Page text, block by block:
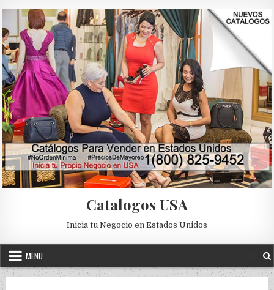
Catalogos USA
Inicia tu Negocio en Estados Unidos
MENU